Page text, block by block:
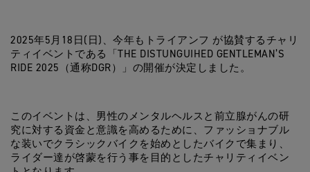
2025年5月18日(日)、今年もトライアンフ が協賛するチャリ
ティイベントである「THE DISTUNGUIHED GENTLEMAN’S
RIDE 2025（通称DGR）」の開催が決定しました。
このイベントは、男性のメンタルヘルスと前立腺がんの研
究に対する資金と意識を高めるために、ファッショナブル
な装いでクラシックバイクを始めとしたバイクで集まり、
ライダー達が啓蒙を行う事を目的としたチャリティイベン